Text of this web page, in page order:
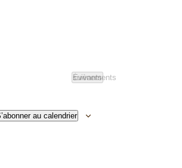
Évènements
suivants
au calendrier